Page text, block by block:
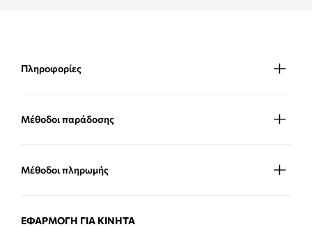
Πληροφορίες
Μέθοδοι παράδοσης
Μέθοδοι πληρωμής
ΕΦΑΡΜΟΓΉ ΓΙΑ ΚΙΝΗΤΆ